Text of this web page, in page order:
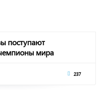
поступают
мира
237